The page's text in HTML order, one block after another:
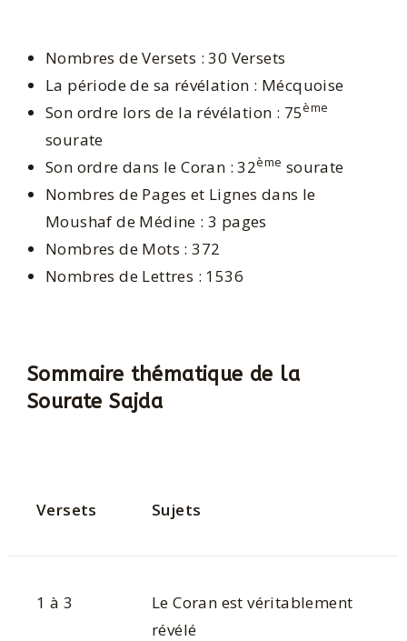
Nombres de Versets : 30 Versets
La période de sa révélation : Mécquoise
Son ordre lors de la révélation : 75ème
sourate
Son ordre dans le Coran : 32ème sourate
Nombres de Pages et Lignes dans le
Moushaf de Médine : 3 pages
Nombres de Mots : 372
Nombres de Lettres : 1536
Sommaire thématique de la
Sourate Sajda
Versets Sujets
1 à 3
Le Coran est véritablement
révélé